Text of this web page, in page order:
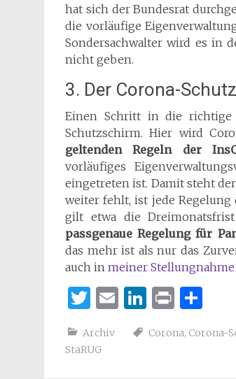
hat sich der Bundesrat
die vorläufige
Sondersachwalter wird es in
nicht geben.
3. Der Corona-
Einen Schritt in die richtige
Schutzschirm. Hier wird
geltenden Regeln der
vorläufiges
eingetreten ist. Damit steht
weiter fehlt, ist jede
gilt etwa die
passgenaue Regelung für
das mehr ist als nur das
auch in meiner Stellungnahme
Twitter
EmailLinkedIn
Print
Archiv Corona, Corona-
StaRUG